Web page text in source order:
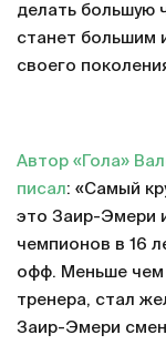
делать большую
станет большим
своего
Автор «Гола»
писал: «Самый
это Заир-Эмери
чемпионов в 16
офф. Меньше чем
тренера, стал
Заир-Эмери